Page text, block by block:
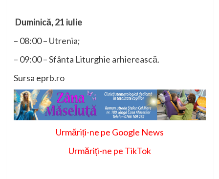
Duminică, 21 iulie
– 08:00 – Utrenia;
– 09:00 – Sfânta Liturghie arhierească.
Sursa eprb.ro
Urmăriți-ne pe Google News
Urmăriți-ne pe TikTok